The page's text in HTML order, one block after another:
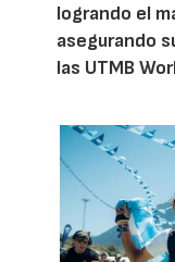
logrando el
asegurando
las UTMB